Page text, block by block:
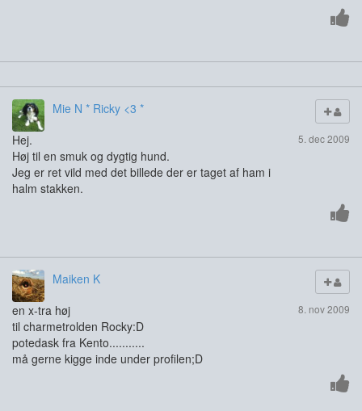
Mie N * Ricky <3 *
5. dec 2009
Hej.
Høj til en smuk og dygtig hund.
Jeg er ret vild med det billede der er taget af ham i
halm stakken.
Maiken K
8. nov 2009
en x-tra høj
til charmetrolden Rocky:D
potedask fra Kento...........
må gerne kigge inde under profilen;D